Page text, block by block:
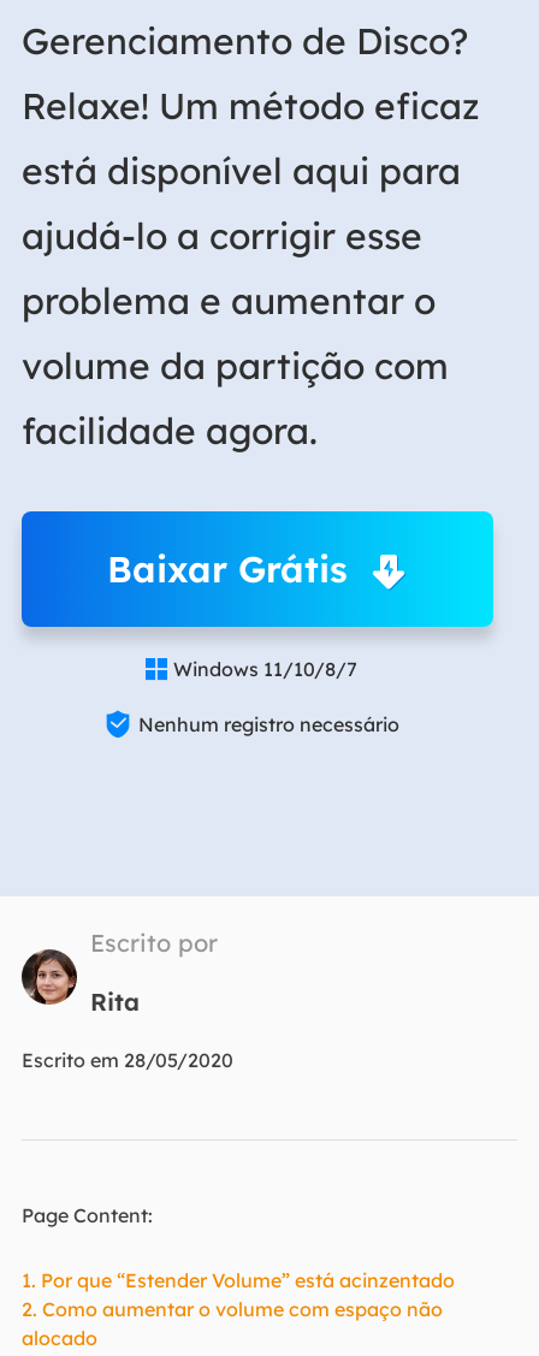
Gerenciamento de Disco?
Relaxe! Um método eficaz
está disponível aqui para
ajudá-lo a corrigir esse
problema e aumentar o
volume da partição com
facilidade agora.
Baixar Grátis
 Windows 11/10/8/7
 Nenhum registro necessário
Escrito por
Rita
Escrito em 28/05/2020
Page Content:
1. Por que “Estender Volume” está acinzentado
2. Como aumentar o volume com espaço não
alocado